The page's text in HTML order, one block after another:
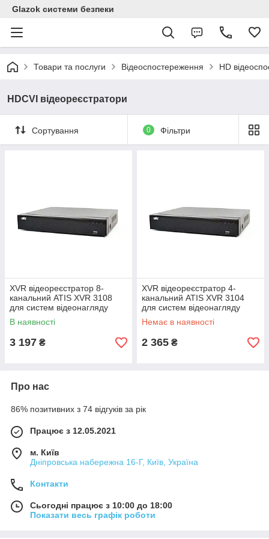
Glazok системи безпеки
Товари та послуги Відеоспостереження HD
HDCVI відеореєстратори
Сортування 0 Фільтри
XVR відеореєстратор 8-
канальний ATIS XVR 3108
для систем відеонагляду
В наявності
3 197 ₴
XVR відеореєстратор 4-
канальний ATIS XVR 3104
для систем відеонагляду
Немає в наявності
2 365 ₴
Про нас
86% позитивних з 74 відгуків за рік
Працює з 12.05.2021
м. Київ
Дніпровська набережна 16-Г, Київ, Україна
Контакти
Сьогодні працює з 10:00 до 18:00
Показати весь графік роботи